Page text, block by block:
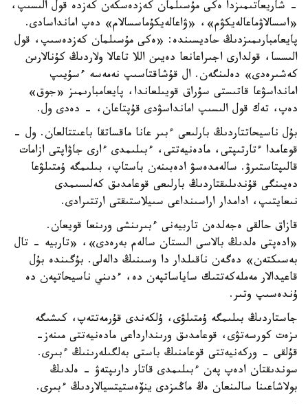
- شاريعاتىمىزدا ەكى مۇسىلمان كەزدەسكەن كەزدە قول الىسىپ،
«اسسالاۋماعالەيكۋم»، «ۋاعالەيكۇماسسالام» دەپ امانداسادى.
پايعامبارىمىزدىڭ حاديسىندە: «ەكى مۇسىلمان كەزدەسىپ، قول
الىسسا، قولدارى اجىراعانعا دەيىن اللا تاعالا ولاردىڭ كۇنالارىن
كەشىرەدى» دەلىنگەن. ال قۇشاقتاسىپ نەمەسە ءسۇيىپ
امانداسۋعا قاتىستى سۇراق قويىلعاندا، پايعامبارىمىز «جوق»
دەپ، تەك قول الىسىپ امانداسۋدى قۇپتاعان، - دەدى ول.
بۇل ناسيحاتتاردىڭ بارلىعى ءبىر عانا ماقساتقا باعىتتالعان. ول -
قوعامدا ءتارتىپتى، مادەنيەتتى، ءبىلىمدى ءارى جاۋاپتى ازامات
قالىپتاستىرۋ. سالەمدەسۋ ادەبىنەن باستاپ، بىلىمگە ۇمتىلۋعا
دەيىنگى قۇندىلىقتاردىڭ بارلىعى قوعامدىق كەلىسىمدى
نىعايتىپ، ادامدار اراسىنداعى سىيلاستىقتى ارتتىرادى.
قازاق حالقى ەجەلدەن تاربيەنى ءبىرىنشى ورىنعا قويعان.
«ادەپتى ەلدىڭ بالاسى الىستان سالەم بەرەدى»، «تاربيە - تال
بەسىكتەن» دەگەن ناقىلدار دا وسىنىڭ دالەلى. بۇگىندە بۇل
قاعيدالار مەملەكەتتىك ساياساتپەن دە، ءدىني ناسيحاتپەن دە
ۇندەسىپ وتىر.
جاستاردىڭ بىلىمگە ۇمتىلۋى، ۇلكەندى قۇرمەتتەپ، كىشىگە
ىزەت كورسەتۋى، قوعامدىق ورىندارداعى مادەنيەتتى مىنەز-
قۇلقى - وركەنيەتتى قوعامنىڭ باستى بەلگىلەرىنىڭ ءبىرى.
سوندىقتان ادەپ پەن ءبىلىمدى قاتار دارىپتەۋ - ەلدىڭ
بولاشاعىنا سالىنعان ەڭ ماڭىزدى ينۆەستيتسيالاردىڭ ءبىرى.